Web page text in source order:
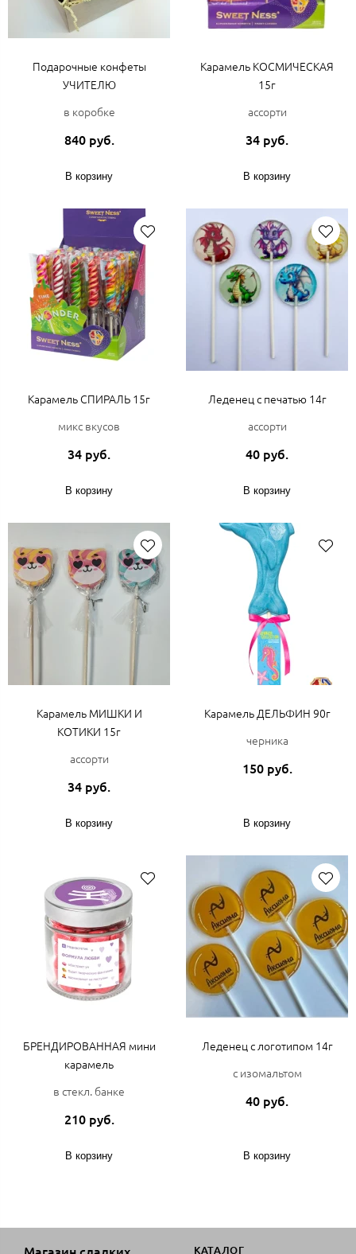
Подарочные конфеты
УЧИТЕЛЮ
в коробке
840 руб.
В корзину
Карамель КОСМИЧЕСКАЯ
15г
ассорти
34 руб.
В корзину
Карамель СПИРАЛЬ 15г
микс вкусов
34 руб.
В корзину
Леденец с печатью 14г
ассорти
40 руб.
В корзину
Карамель МИШКИ И
КОТИКИ 15г
ассорти
34 руб.
В корзину
Карамель ДЕЛЬФИН 90г
черника
150 руб.
В корзину
БРЕНДИРОВАННАЯ мини
карамель
в стекл. банке
210 руб.
В корзину
Леденец с логотипом 14г
с изомальтом
40 руб.
В корзину
КАТАЛОГ